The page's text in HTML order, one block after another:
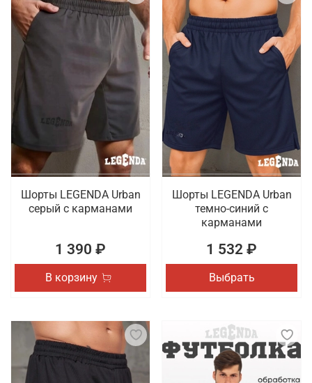
Шорты LEGENDA Urban
серый c карманами
1 390 ₽
В корзину
Шорты LEGENDA Urban
темно-синий с
карманами
1 532 ₽
Выбрать